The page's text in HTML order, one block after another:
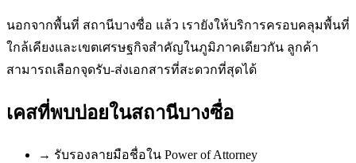
นอกจากพื้นที่ สถานีบางซื่อ แล้ว เรายังให้บริการครอบคลุมพื้นที่
ใกล้เคียงและเขตเศรษฐกิจสำคัญในภูมิภาคเดียวกัน ลูกค้า
สามารถเลือกจุดรับ-ส่งเอกสารที่สะดวกที่สุดได้
เคสที่พบบ่อยในสถานีบางซื่อ
→ รับรองลายมือชื่อใน Power of Attorney